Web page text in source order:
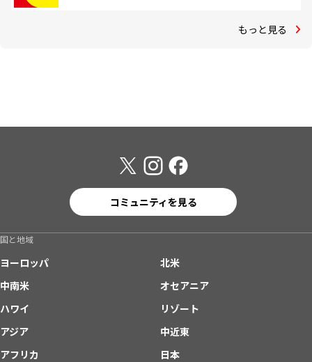
もっと見る
コミュニティを見る
国と地域
ヨーロッパ
北米
中南米
オセアニア
ハワイ
リゾート
アジア
中近東
アフリカ
日本